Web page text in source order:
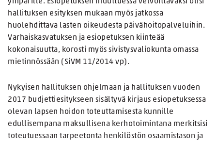
hallituksen esityksen mukaan myös jatkossa
huolehdittava lasten oikeudesta päivähoitopalveluihin.
Varhaiskasvatuksen ja esiopetuksen kiinteää
kokonaisuutta, korosti myös sivistysvaliokunta omassa
mietinnössään (SiVM 11/2014 vp).
Nykyisen hallituksen ohjelmaan ja hallituksen vuoden
2017 budjettiesitykseen sisältyvä kirjaus esiopetuksessa
olevan lapsen hoidon toteuttamisesta kunnille
edullisempana maksullisena kerhotoimintana merkitsisi
toteutuessaan tarpeetonta henkilöstön osaamistason ja